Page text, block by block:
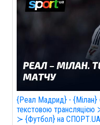
{Реал Мадрид} - {Мілан}
текстовою трансляцією
≻ {Футбол} на СПОРТ.UA